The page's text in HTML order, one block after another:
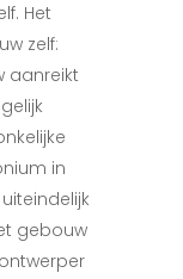
Het
zelf:
aanreikt
in
gebouw